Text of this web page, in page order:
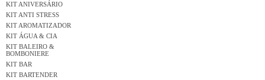
KIT ANIVERSÁRIO
KIT ANTI STRESS
KIT AROMATIZADOR
KIT ÁGUA & CIA
KIT BALEIRO &
BOMBONIERE
KIT BAR
KIT BARTENDER